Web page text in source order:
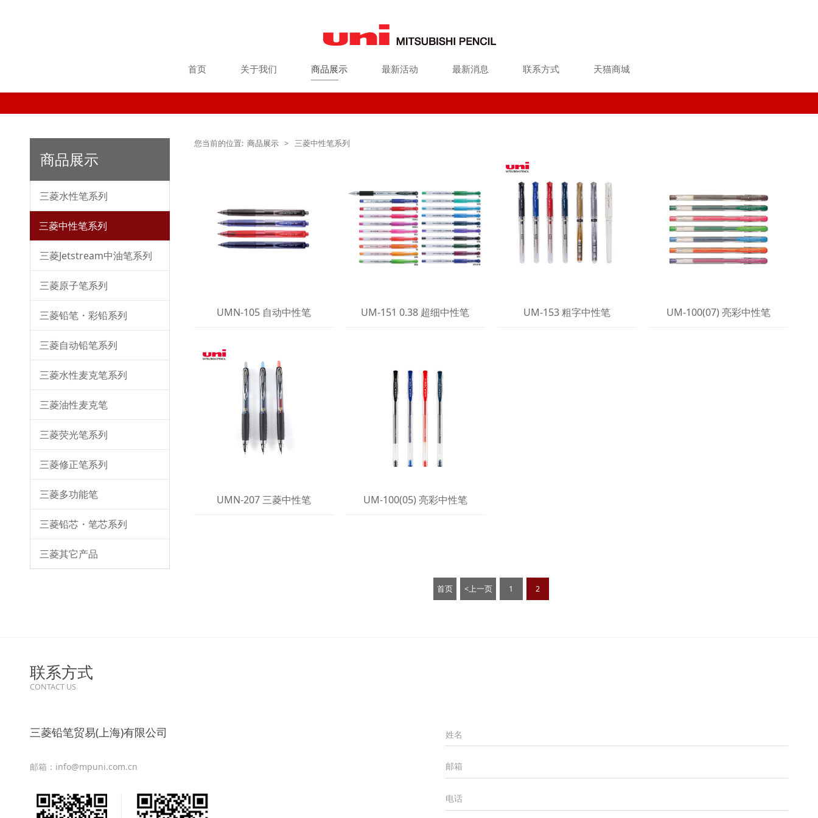
首页 关于我们 商品展示 最新活动 最新消息 联系方式 天猫商城
商品展示
三菱水性笔系列
三菱中性笔系列
三菱Jetstream中油笔系列
三菱原子笔系列
三菱铅笔・彩铅系列
三菱自动铅笔系列
三菱水性麦克笔系列
三菱油性麦克笔
三菱荧光笔系列
三菱修正笔系列
三菱多功能笔
三菱铅芯・笔芯系列
三菱其它产品
您当前的位置: 商品展示 > 三菱中性笔系列
UMN-105 自动中性笔 UM-151 0.38 超细中性笔 UM-153 粗字中性笔 UM-100(07) 亮彩中性笔
UMN-207 三菱中性笔 UM-100(05) 亮彩中性笔
首页 <上一页 1 2
联系方式
CONTACT US
三菱铅笔贸易(上海)有限公司
邮箱：info@mpuni.com.cn
姓名
邮箱
电话